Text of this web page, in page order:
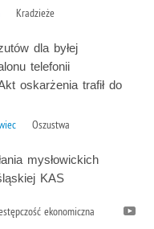
Kradzieże
dla byłej
telefonii
oskarżenia trafił do
Oszustwa
mysłowickich
KAS
ekonomiczna